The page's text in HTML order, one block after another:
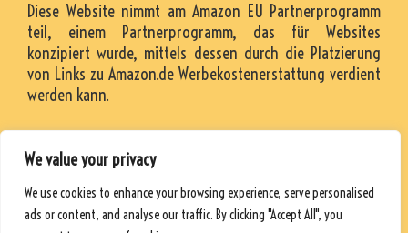
We value your privacy
We use cookies to enhance your browsing experience, serve personalised
ads or content, and analyse our traffic. By clicking "Accept All", you
Diese Website nimmt am Amazon EU Partnerprogramm
teil, einem Partnerprogramm, das für Websites
konzipiert wurde, mittels dessen durch die Platzierung
von Links zu Amazon.de Werbekostenerstattung verdient
werden kann.
RESSOURCEN
DATENSCHUTZRICHTLINIE